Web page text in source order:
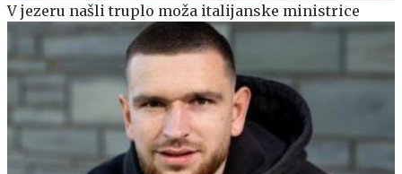
V jezeru našli truplo moža italijanske ministrice